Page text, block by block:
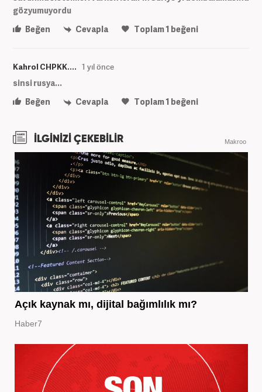
gözyumuyordu
Beğen
Cevapla Toplam1 beğeni
Kahrol CHPKK.... 1 yıl önce
sinsi rusya...
Beğen
Cevapla Toplam1 beğeni
İLGİNİZİ ÇEKEBİLİR Makroo
Açık kaynak mı, dijital bağımlılık mı?
Haber7